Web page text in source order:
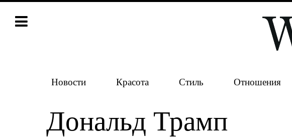
Новости Красота Стиль Отношения
Дональд Трамп